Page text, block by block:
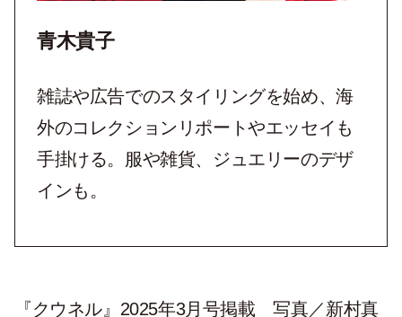
青木貴子
雑誌や広告でのスタイリングを始め、海
外のコレクションリポートやエッセイも
手掛ける。服や雑貨、ジュエリーのデザ
インも。
『クウネル』2025年3月号掲載 写真／新村真